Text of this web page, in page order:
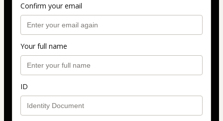
Confirm your email
Your full name
ID